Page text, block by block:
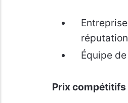
Équipe
Prix compétitifs